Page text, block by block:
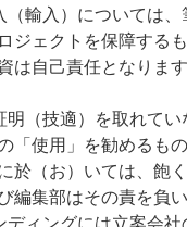
（輸入）については
ジェクトを保障する
は自己責任となりま
明（技適）を取れてい
「使用」を勧めるも
於（お）いては、飽
編集部はその責を負い
ディングには立案会